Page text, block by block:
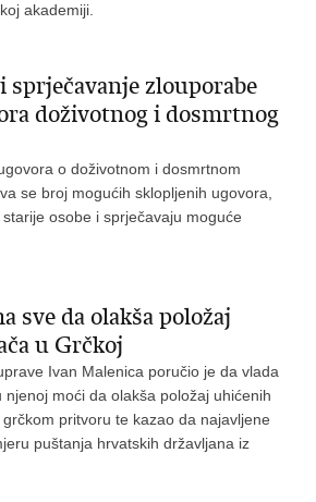
akademiji.
sprječavanje zlouporabe
doživotnog i dosmrtnog
o doživotnom i dosmrtnom
se broj mogućih sklopljenih ugovora,
osobe i sprječavaju moguće
sve da olakša položaj
u Grčkoj
Ivan Malenica poručio je da vlada
njenoj moći da olakša položaj uhićenih
pritvoru te kazao da najavljene
puštanja hrvatskih državljana iz